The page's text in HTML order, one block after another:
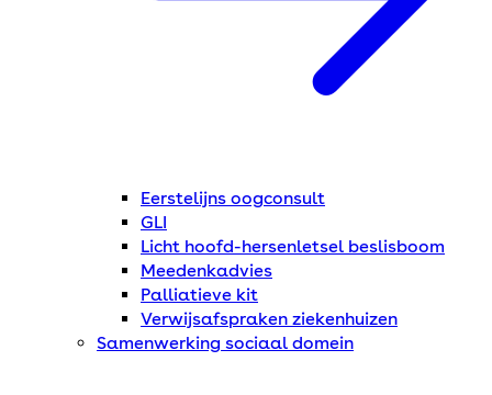
Eerstelijns oogconsult
GLI
Licht hoofd-hersenletsel beslisboom
Meedenkadvies
Palliatieve kit
Verwijsafspraken ziekenhuizen
Samenwerking sociaal domein